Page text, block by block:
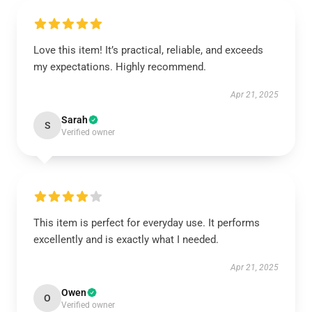
Love this item! It’s practical, reliable, and exceeds
my expectations. Highly recommend.
Apr 21, 2025
S Sarah
Verified owner
This item is perfect for everyday use. It performs
excellently and is exactly what I needed.
Apr 21, 2025
O Owen
Verified owner